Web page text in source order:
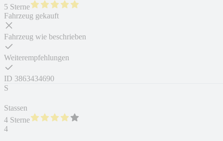
5 Sterne
Fahrzeug gekauft
Fahrzeug wie beschrieben
Weiterempfehlungen
ID 3863434690
S
Stassen
4 Sterne
4